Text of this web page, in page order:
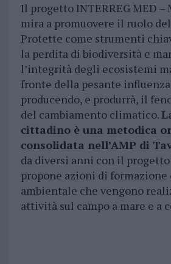
Il progetto INTERREG MED –
mira a promuovere il ruolo
Protette come strumenti
la perdita di biodiversità e
l’integrità degli ecosistemi
fronte della pesante
producendo, e produrrà, il
del cambiamento climatico.
cittadino è una metodica
consolidata nell’AMP di
da diversi anni con il progetto
propone azioni di formazione
ambientale che vengono
attività sul campo a mare e a